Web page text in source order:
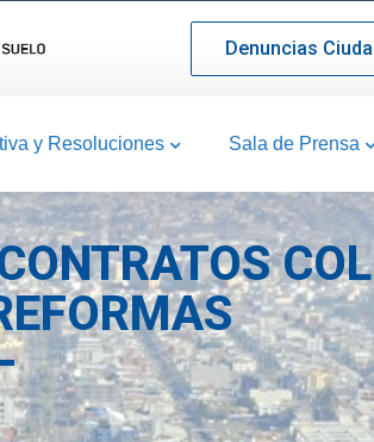
Denuncias
y Resoluciones Sala de Prensa